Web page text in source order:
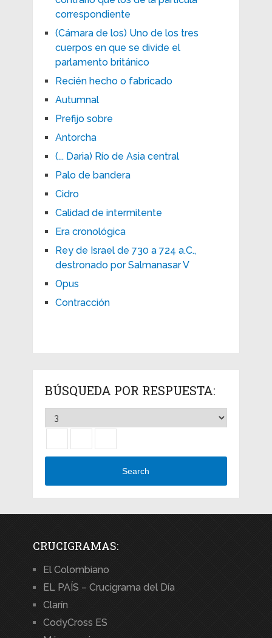
correspondiente
(Cámara de los) Uno de los tres
cuerpos en que se divide el
parlamento británico
Recién hecho o fabricado
Autumnal
Prefijo sobre
Antorcha
(... Daria) Río de Asia central
Palo de bandera
Cidro
Calidad de intermitente
Era cronológica
Rey de Israel de 730 a 724 a.C.,
destronado por Salmanasar V
Opus
Contracción
BÚSQUEDA POR RESPUESTA:
Search
CRUCIGRAMAS:
El Colombiano
EL PAÍS – Crucigrama del Día
Clarín
CodyCross ES